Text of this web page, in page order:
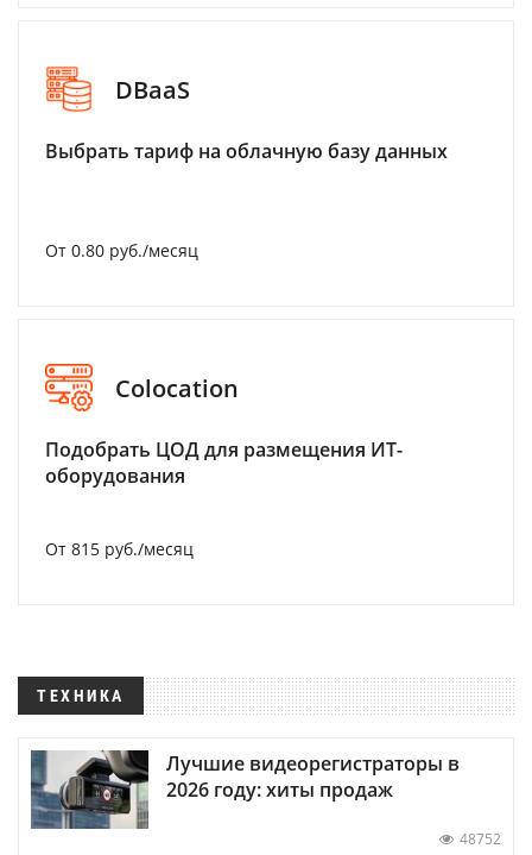
DBaaS
Выбрать тариф на облачную базу данных
От 0.80 руб./месяц
Colocation
Подобрать ЦОД для размещения ИТ-
оборудования
От 815 руб./месяц
ТЕХНИКА
Лучшие видеорегистраторы в
2026 году: хиты продаж
48752